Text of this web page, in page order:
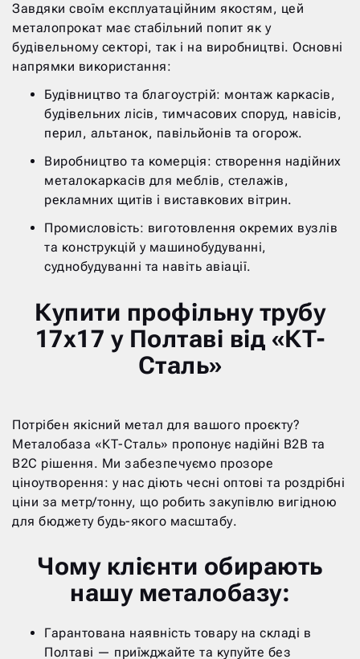
Завдяки своїм експлуатаційним якостям, цей
металопрокат має стабільний попит як у
будівельному секторі, так і на виробництві. Основні
напрямки використання:
Будівництво та благоустрій: монтаж каркасів,
будівельних лісів, тимчасових споруд, навісів,
перил, альтанок, павільйонів та огорож.
Виробництво та комерція: створення надійних
металокаркасів для меблів, стелажів,
рекламних щитів і виставкових вітрин.
Промисловість: виготовлення окремих вузлів
та конструкцій у машинобудуванні,
суднобудуванні та навіть авіації.
Купити профільну трубу
17х17 у Полтаві від «КТ-
Сталь»
Потрібен якісний метал для вашого проєкту?
Металобаза «КТ-Сталь» пропонує надійні B2B та
B2C рішення. Ми забезпечуємо прозоре
ціноутворення: у нас діють чесні оптові та роздрібні
ціни за метр/тонну, що робить закупівлю вигідною
для бюджету будь-якого масштабу.
Чому клієнти обирають
нашу металобазу:
Гарантована наявність товару на складі в
Полтаві — приїжджайте та купуйте без